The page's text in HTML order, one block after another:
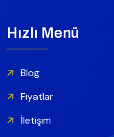
Hızlı Menü
Blog
Fiyatlar
İletişim